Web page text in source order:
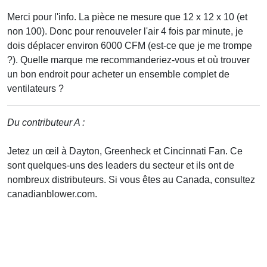
Merci pour l'info. La pièce ne mesure que 12 x 12 x 10 (et
non 100). Donc pour renouveler l'air 4 fois par minute, je
dois déplacer environ 6000 CFM (est-ce que je me trompe
?). Quelle marque me recommanderiez-vous et où trouver
un bon endroit pour acheter un ensemble complet de
ventilateurs ?
Du contributeur A :
Jetez un œil à Dayton, Greenheck et Cincinnati Fan. Ce
sont quelques-uns des leaders du secteur et ils ont de
nombreux distributeurs. Si vous êtes au Canada, consultez
canadianblower.com.